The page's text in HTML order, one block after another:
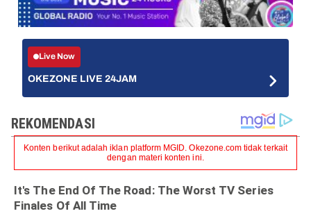
Live Now
OKEZONE LIVE 24JAM